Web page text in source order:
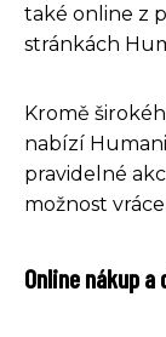
také online z
stránkách
Kromě
nabízí
pravidelné
možnost
Online nákup